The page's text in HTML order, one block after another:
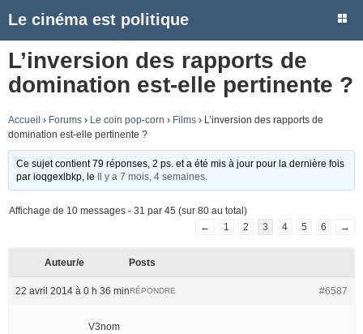
Le cinéma est politique
L’inversion des rapports de
domination est-elle pertinente ?
Accueil › Forums › Le coin pop-corn › Films › L’inversion des rapports de
domination est-elle pertinente ?
Ce sujet contient 79 réponses, 2 ps. et a été mis à jour pour la dernière fois
parioqgexlbkp , le Il y a 7 mois, 4 semaines
Affichage de 10 messages - 31 par 45 (sur 80 au total)
←
1 2 3 4 5 6 →
Auteur/e Posts
22 avril 2014 à 0 h 36 min #6587
RÉPONDRE
V3nom